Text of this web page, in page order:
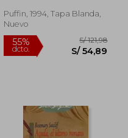
Puffin, 1994, Tapa Blanda,
Nuevo